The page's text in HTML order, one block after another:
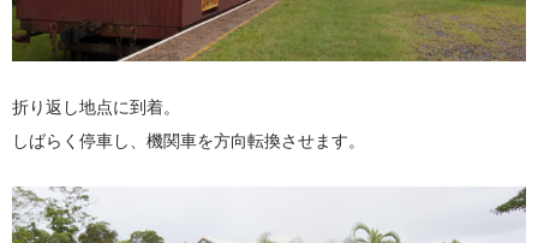
折り返し地点に到着。
しばらく停車し、機関車を方向転換させます。